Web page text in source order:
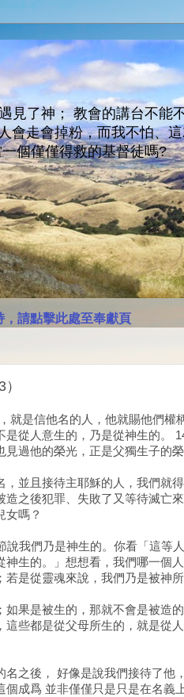
見了神； 教會的講台不
會走會掉粉，而我不怕、
個僅僅得救的基督徒嗎?
請點擊此處至奉獻頁
就是信他名的人，他就賜他們權
是從人意生的，乃是從神生的。
過他的榮光，正是父獨生子的榮
，並且接待主耶穌的人，我們就
造之後犯罪、失敗了又等待滅亡
女嗎？
說我們乃是神生的。你看「這等
神生的。」想想看，我們哪一個
是從靈魂來說，我們乃是被神所
如果是被生的，那就不會是被造
這些都是從父母所生的，就是從
名之後， 好像是說我們接待了他
個成爲 並非僅僅只是只是在名義